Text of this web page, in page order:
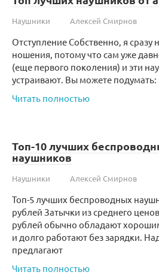
Наушники Алексей Смирнов
Отступление Собственно, я сразу
ношения, потому что сам уже
(еще первого поколения) и эти
устраивают. Вы можете подумать:
Читать полностью
Топ-10 лучших
наушников
Наушники Алексей Смирнов
Топ-5 лучших беспроводных
рублей Затычки из среднего
рублей обычно обладают
и долго работают без зарядки.
предлагают
Читать полностью